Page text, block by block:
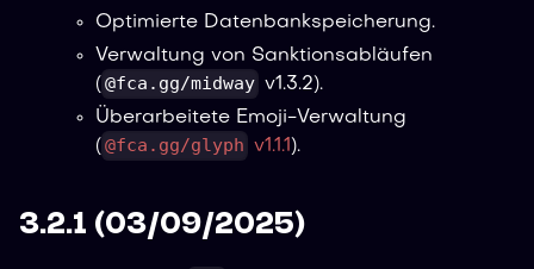
Optimierte Datenbankspeicherung.
Verwaltung von Sanktionsabläufen
( @fca.gg/midway v1.3.2).
Überarbeitete Emoji-Verwaltung
( @fca.gg/glyph v1.1.1).
3.2.1 (03/09/2025)